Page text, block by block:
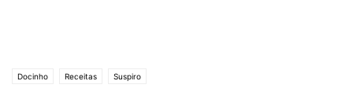
Docinho Receitas Suspiro